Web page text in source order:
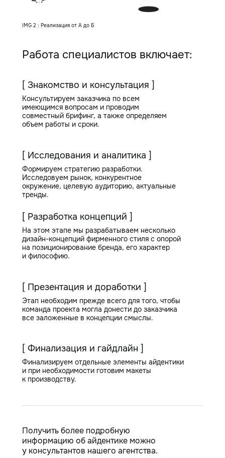
Консультируем заказчика по всем
имеющимся вопросам и проводим
совместный брифинг, а также определяем
объем работы и сроки.
[ Знакомство и консультация ]
[ Исследования и аналитика ]
Формируем стратегию разработки.
Исследовуем рынок, конкурентное
окружение, целевую аудиторию, актуальные
тренды.
Этап необходим прежде всего для того, чтобы
команда проекта могла донести до заказчика
все заложенные в концепции смыслы.
[ Презентация и доработки ]
[ Разработка концепций ]
На этом этапе мы разрабатываем несколько
дизайн-концепций фирменного стиля с опорой
на позиционирование бренда, его характер
и философию.
IMG 2 : Реализация от А до Б
Получить более подробную
информацию об айдентике можно
у консультантов нашего агентства.
Финализируем отдельные элементы айдентики
и при необходимости готовим макеты
к производству.
[ Финализация и гайдлайн ]
Работа специалистов включает: